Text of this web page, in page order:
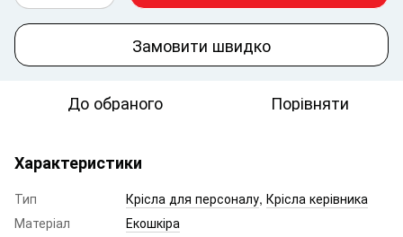
Замовити швидко
До обраного Порівняти
Характеристики
Тип Крісла для персоналу, Крісла керівника
Матеріал
Екошкіра